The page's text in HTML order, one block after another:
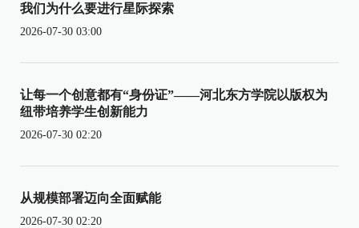
我们为什么要进行星际探索
2026-07-30 03:00
让每一个创意都有“身份证”——河北东方学院以版权为
纽带培养学生创新能力
2026-07-30 02:20
从规模部署迈向全面赋能
2026-07-30 02:20